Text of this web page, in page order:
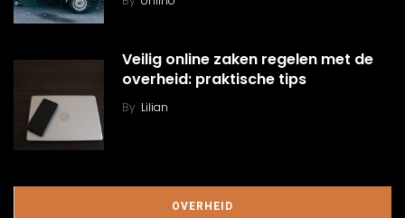
Veilig online zaken regelen met de
overheid: praktische tips
By Lilian
OVERHEID